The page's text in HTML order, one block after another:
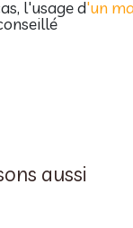
l'usage d'un
aussi